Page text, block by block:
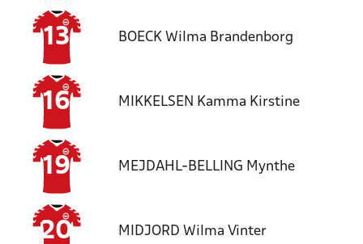
13 BOECK Wilma Brandenborg
16 MIKKELSEN Kamma Kirstine
19 MEJDAHL-BELLING Mynthe
20 MIDJORD Wilma Vinter